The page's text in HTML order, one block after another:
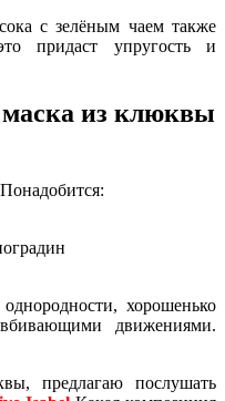
с зелёным чаем также
придаст упругость и
из клюквы
хорошенько
движениями.
предлагаю послушать